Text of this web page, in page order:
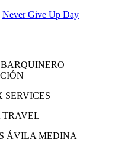
Never Give Up Day